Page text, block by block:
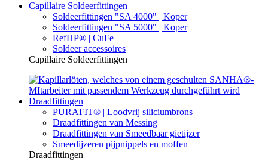
Capillaire Soldeerfittingen
Soldeerfittingen "SA 4000" | Koper
Soldeerfittingen "SA 5000" | Koper
RefHP® | CuFe
Soldeer accessoires
Capillaire Soldeerfittingen
Draadfittingen
PURAFIT® | Loodvrij siliciumbrons
Draadfittingen van Messing
Draadfittingen van Smeedbaar gietijzer
Smeedijzeren pijpnippels en moffen
Draadfittingen